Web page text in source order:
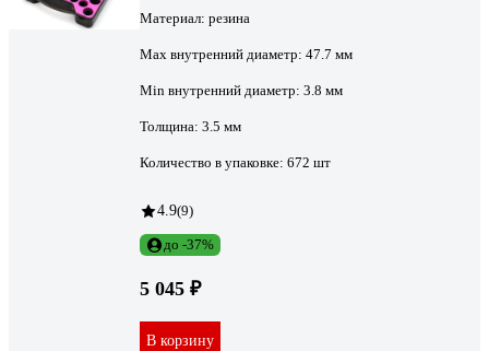
Материал: резина
Max внутренний диаметр: 47.7 мм
Min внутренний диаметр: 3.8 мм
Толщина: 3.5 мм
Количество в упаковке: 672 шт
4.9(9)
до -37%
5 045 ₽
В корзину